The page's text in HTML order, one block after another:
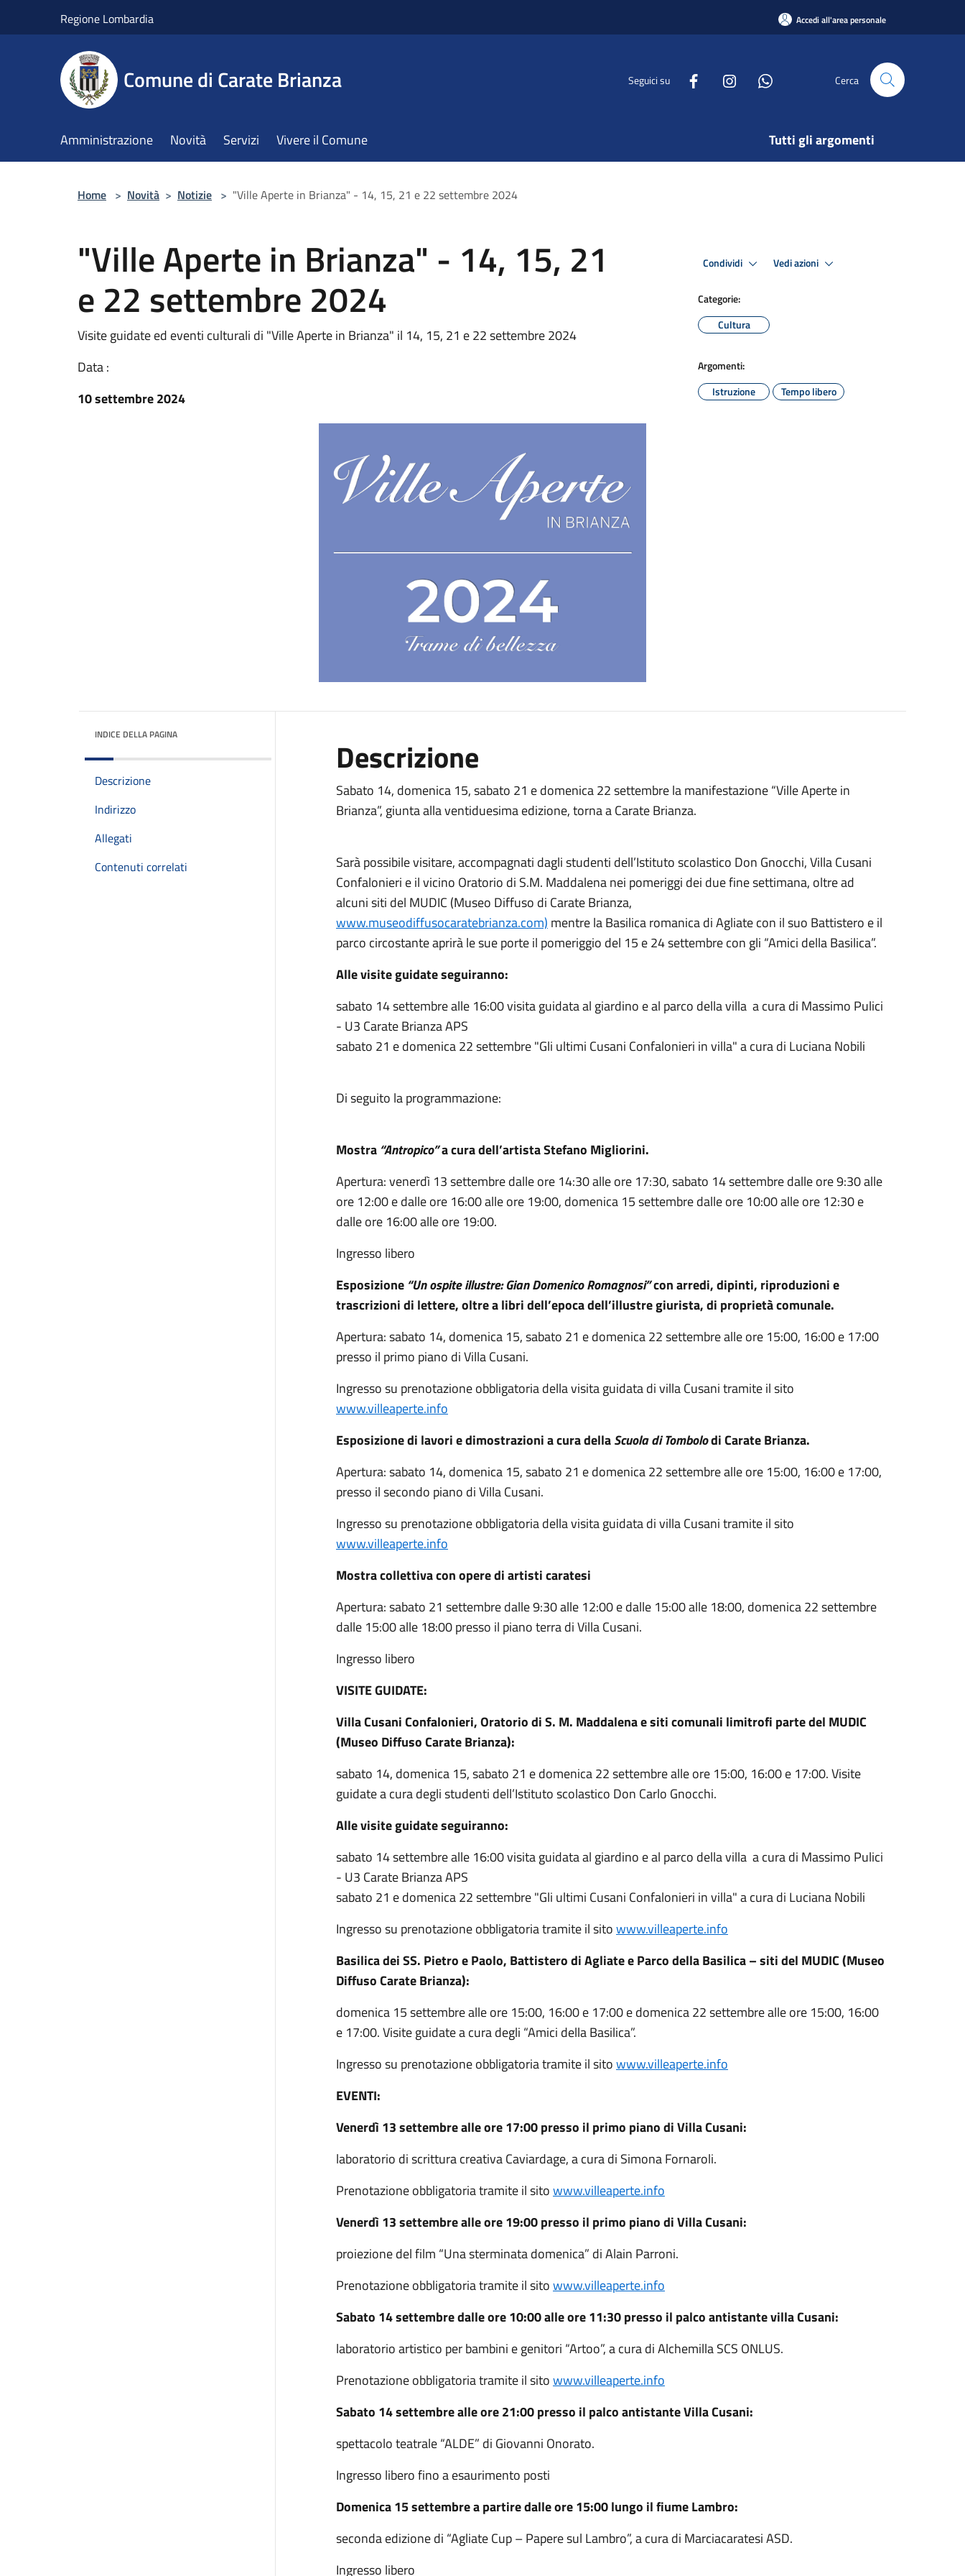
Regione Lombardia Accedi all'area personale
Comune di Carate Brianza Seguici su Cerca
Amministrazione Novità Servizi Vivere il Comune Tutti gli argomenti
Home > Novità > Notizie > "Ville Aperte in Brianza" - 14, 15, 21 e 22 settembre 2024
"Ville Aperte in Brianza" - 14, 15, 21
e 22 settembre 2024
Visite guidate ed eventi culturali di "Ville Aperte in Brianza" il 14, 15, 21 e 22 settembre 2024
Data :
10 settembre 2024
Condividi Vedi azioni
Categorie:
Cultura
Argomenti:
Istruzione
Tempo libero
INDICE DELLA PAGINA
Descrizione
Indirizzo
Allegati
Contenuti correlati
Descrizione
Sabato 14, domenica 15, sabato 21 e domenica 22 settembre la manifestazione “Ville Aperte in
Brianza”, giunta alla ventiduesima edizione, torna a Carate Brianza.
Sarà possibile visitare, accompagnati dagli studenti dell’Istituto scolastico Don Gnocchi, Villa Cusani
Confalonieri e il vicino Oratorio di S.M. Maddalena nei pomeriggi dei due fine settimana, oltre ad
alcuni siti del MUDIC (Museo Diffuso di Carate Brianza,
www.museodiffusocaratebrianza.com) mentre la Basilica romanica di Agliate con il suo Battistero e il
parco circostante aprirà le sue porte il pomeriggio del 15 e 24 settembre con gli “Amici della Basilica”.
Alle visite guidate seguiranno:
sabato 14settembrealle 16:00 visita guidata al giardino e al parco della villa a cura di Massimo Pulici
- U3 Carate Brianza APS
sabato 21 edomenica22 settembre "Gli ultimi Cusani Confalonieri in villa" a cura di Luciana Nobili
Di seguito la programmazione:
Mostra “Antropico”a cura dell’artista Stefano Migliorini.
Apertura: venerdì 13 settembre dalle ore 14:30 alle ore 17:30, sabato 14 settembre dalle ore 9:30 alle
ore 12:00 e dalle ore 16:00 alle ore 19:00, domenica 15 settembre dalle ore 10:00 alle ore 12:30 e
dalle ore 16:00 alle ore 19:00.
Ingresso libero
Esposizione “Un ospite illustre: Gian Domenico Romagnosi”con arredi, dipinti, riproduzioni e
trascrizioni di lettere, oltre a libri dell’epoca dell’illustre giurista, di proprietà comunale.
Apertura: sabato 14, domenica 15, sabato 21 e domenica 22 settembre alle ore 15:00, 16:00 e 17:00
presso il primo piano di Villa Cusani.
Ingresso su prenotazione obbligatoria della visita guidata di villa Cusani tramite il sito
www.villeaperte.info
Esposizione di lavori e dimostrazionia cura dellaScuola di Tombolodi Carate Brianza.
Apertura: sabato 14, domenica 15, sabato 21 e domenica 22 settembre alle ore 15:00, 16:00 e 17:00,
presso il secondo piano di Villa Cusani.
Ingresso su prenotazione obbligatoria della visita guidata di villa Cusani tramite il sito
www.villeaperte.info
Mostra collettiva con opere di artisti caratesi
Apertura: sabato 21 settembre dalle 9:30 alle 12:00 e dalle 15:00 alle 18:00, domenica 22 settembre
dalle 15:00 alle 18:00 presso il piano terra di Villa Cusani.
Ingresso libero
VISITE GUIDATE:
Villa Cusani Confalonieri, Oratorio di S. M. Maddalena e siti comunali limitrofi parte del MUDIC
(Museo Diffuso Carate Brianza):
sabato 14, domenica 15, sabato 21 e domenica 22 settembre alle ore 15:00, 16:00 e 17:00. Visite
guidate a cura degli studenti dell’Istituto scolastico Don Carlo Gnocchi.
Alle visite guidate seguiranno:
sabato 14settembrealle 16:00 visita guidata al giardino e al parco della villa a cura di Massimo Pulici
- U3 Carate Brianza APS
sabato 21 edomenica22 settembre "Gli ultimi Cusani Confalonieri in villa" a cura di Luciana Nobili
Ingresso su prenotazione obbligatoria tramite il sitowww.villeaperte.info
Basilica dei SS. Pietro e Paolo, Battistero di Agliate e Parco della Basilica – siti del MUDIC (Museo
Diffuso Carate Brianza):
domenica 15 settembre alle ore 15:00, 16:00 e 17:00 e domenica 22 settembre alle ore 15:00, 16:00
e 17:00. Visite guidate a cura degli “Amici della Basilica”.
Ingresso su prenotazione obbligatoria tramite il sitowww.villeaperte.info
EVENTI:
Venerdì 13 settembre alle ore 17:00 presso il primo piano di Villa Cusani:
laboratorio di scrittura creativa Caviardage, a cura di Simona Fornaroli.
Prenotazione obbligatoria tramite il sitowww.villeaperte.info
Venerdì 13 settembre alle ore 19:00 presso il primo piano di Villa Cusani:
proiezione del film “Una sterminata domenica” di Alain Parroni.
Prenotazione obbligatoria tramite il sitowww.villeaperte.info
Sabato 14 settembre dalle ore 10:00 alle ore 11:30 presso il palco antistante villa Cusani:
laboratorio artistico per bambini e genitori “Artoo”, a cura di Alchemilla SCS ONLUS.
Prenotazione obbligatoria tramite il sitowww.villeaperte.info
Sabato 14 settembre alle ore 21:00 presso il palco antistante Villa Cusani:
spettacolo teatrale “ALDE” di Giovanni Onorato.
Ingresso libero fino a esaurimento posti
Domenica 15 settembre a partire dalle ore 15:00 lungo il fiume Lambro:
seconda edizione di “Agliate Cup – Papere sul Lambro”, a cura di Marciacaratesi ASD.
Ingresso libero